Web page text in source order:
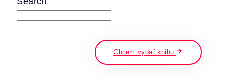
Chcem vydať knihu